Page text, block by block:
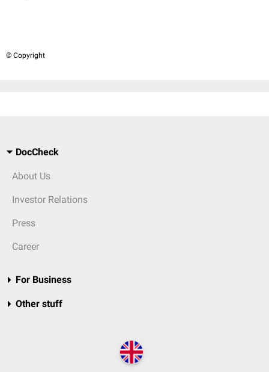
© Copyright
DocCheck
About Us
Investor Relations
Press
Career
For Business
Other stuff